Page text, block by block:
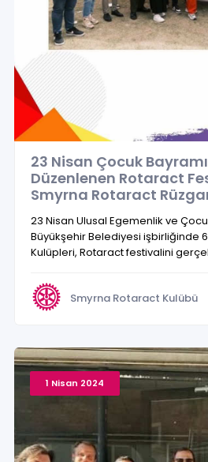
23 Nisan Çocuk
Düzenlenen Rotaract
Smyrna Rotaract
23 Nisan Ulusal Egemenlik ve
Büyükşehir Belediyesi işbirliğinde
Kulüpleri, Rotaract festivalini
Smyrna Rotaract Kulübü
1 Nisan 2024